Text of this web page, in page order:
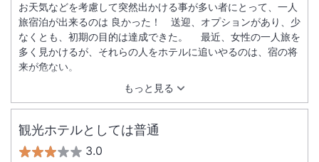
もっと見る
お天気などを考慮して突然出かける事が多い者にとって、一人
旅宿泊が出来るのは 良かった！ 送迎、オプションがあり、少
なくとも、初期の目的は達成できた。 最近、女性の一人旅を
多く見かけるが、それらの人をホテルに追いやるのは、宿の将
来が危ない。
観光ホテルとしては普通
3.0